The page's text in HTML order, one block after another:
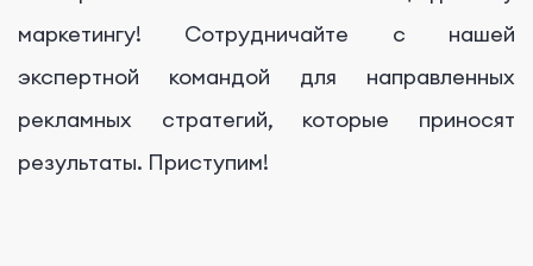
маркетингу! Сотрудничайте с нашей
экспертной командой для направленных
рекламных стратегий, которые приносят
результаты. Приступим!